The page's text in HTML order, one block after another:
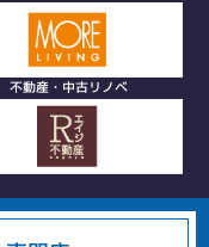
不動産・中古リノベ